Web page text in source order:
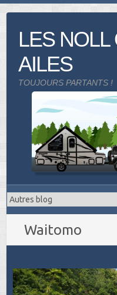
LES NOLL
AILES
TOUJOURS PARTANTS !
Waitomo